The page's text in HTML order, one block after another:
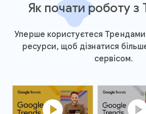
Як почати роботу з
Уперше користуєтеся
ресурси, щоб дізнатися
сервісом.